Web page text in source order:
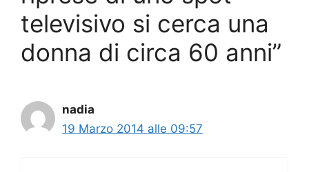
televisivo si cerca una
donna di circa 60 anni”
nadia
19 Marzo 2014 alle 09:57